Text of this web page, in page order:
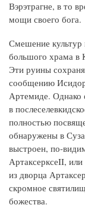
Вэрэтрагне, в то
мощи своего бога.
Смешение культур
большого храма в
Эти руины
сообщению
Артемиде. Однако
в
полностью
обнаружены в
выстроен, по-
АртаксерксеII,
из дворца
скромное
божества.